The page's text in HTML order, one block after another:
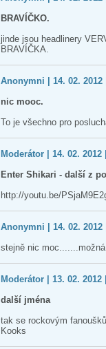
BRAVÍČKO.
jinde jsou headlinery
BRAVÍČKA.
Anonymni | 14. 02. 2012
nic mooc.
To je všechno pro
Moderátor | 14. 02. 2012
Enter Shikari - další z
http://youtu.be/
Anonymni | 14. 02. 2012
stejně nic
Moderátor | 13. 02. 2012
další jména
tak se rockovým
Kooks